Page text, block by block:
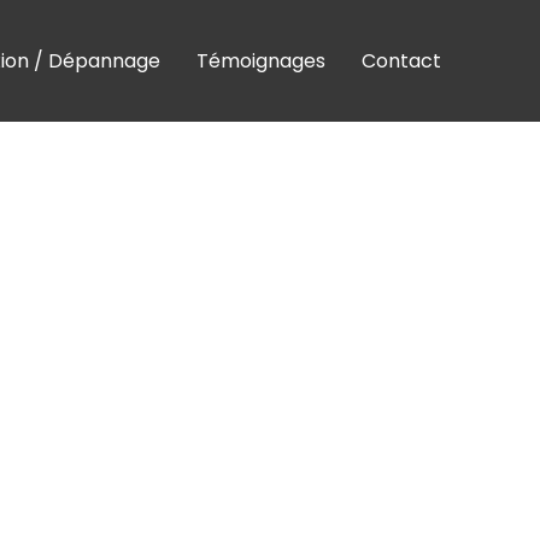
/ Dépannage Témoignages Contact